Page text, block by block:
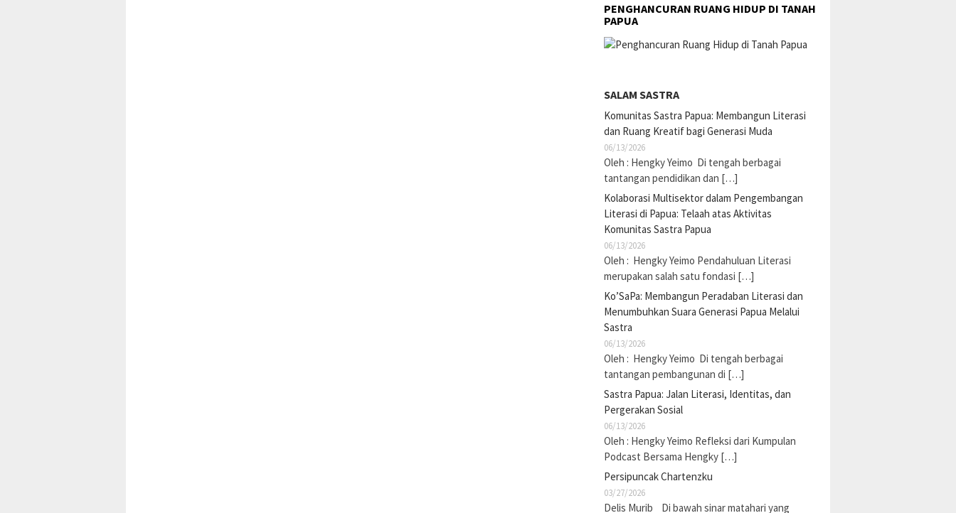
PENGHANCURAN RUANG HIDUP DI TANAH
PAPUA
SALAM SASTRA
Komunitas Sastra Papua: Membangun Literasi
dan Ruang Kreatif bagi Generasi Muda
06/13/2026
Oleh : Hengky Yeimo Di tengah berbagai
tantangan pendidikan dan […]
Kolaborasi Multisektor dalam Pengembangan
Literasi di Papua: Telaah atas Aktivitas
Komunitas Sastra Papua
06/13/2026
Oleh : Hengky Yeimo Pendahuluan Literasi
merupakan salah satu fondasi […]
Ko’SaPa: Membangun Peradaban Literasi dan
Menumbuhkan Suara Generasi Papua Melalui
Sastra
06/13/2026
Oleh : Hengky Yeimo Di tengah berbagai
tantangan pembangunan di […]
Sastra Papua: Jalan Literasi, Identitas, dan
Pergerakan Sosial
06/13/2026
Oleh : Hengky Yeimo Refleksi dari Kumpulan
Podcast Bersama Hengky […]
Persipuncak Chartenzku
03/27/2026
Delis Murib Di bawah sinar matahari yang